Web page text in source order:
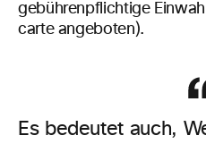
gebührenpflichtige
carte angeboten).
Es bedeutet auch,